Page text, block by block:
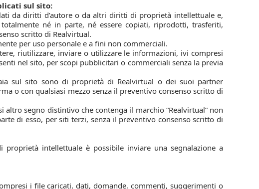
sul sito:
da diritti d’autore o da altri diritti di proprietà intellettuale e,
né in parte, né essere copiati, riprodotti, trasferiti,
scritto di Realvirtual.
per uso personale e a fini non commerciali.
riutilizzare, inviare o utilizzare le informazioni, ivi compresi
nel sito, per scopi pubblicitari o commerciali senza la previa
sul sito sono di proprietà di Realvirtual o dei suoi partner
o con qualsiasi mezzo senza il preventivo consenso scritto di
altro segno distintivo che contenga il marchio “Realvirtual” non
di esso, per siti terzi, senza il preventivo consenso scritto di
intellettuale è possibile inviare una segnalazione a
i file caricati, dati, domande, commenti, suggerimenti o